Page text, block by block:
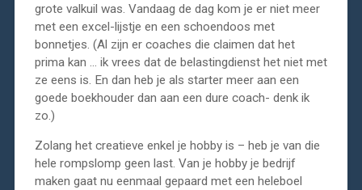
grote valkuil was. Vandaag de dag kom je er niet meer
met een excel-lijstje en een schoendoos met
bonnetjes. (Al zijn er coaches die claimen dat het
prima kan … ik vrees dat de belastingdienst het niet met
ze eens is. En dan heb je als starter meer aan een
goede boekhouder dan aan een dure coach- denk ik
zo.)
Zolang het creatieve enkel je hobby is – heb je van die
hele rompslomp geen last. Van je hobby je bedrijf
maken gaat nu eenmaal gepaard met een heleboel